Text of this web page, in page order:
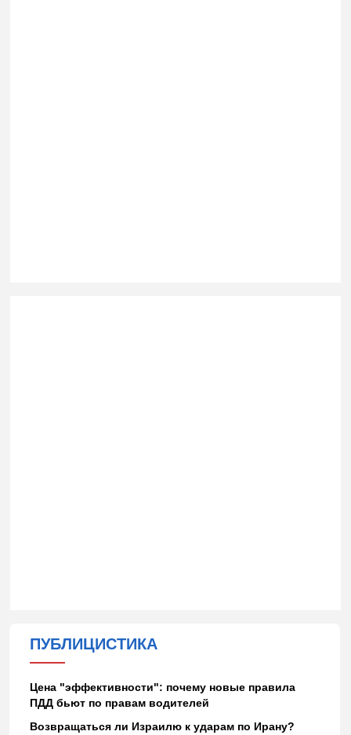
ПУБЛИЦИСТИКА
Цена "эффективности": почему новые правила
ПДД бьют по правам водителей
Возвращаться ли Израилю к ударам по Ирану?